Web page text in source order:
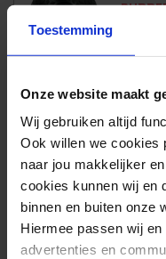
Toestemming
Onze website maakt
Wij gebruiken altijd
Ook willen we cookies
naar jou makkelijker
cookies kunnen wij en
binnen en buiten onze
Hiermee passen wij
advertenties en
Op
SLAM